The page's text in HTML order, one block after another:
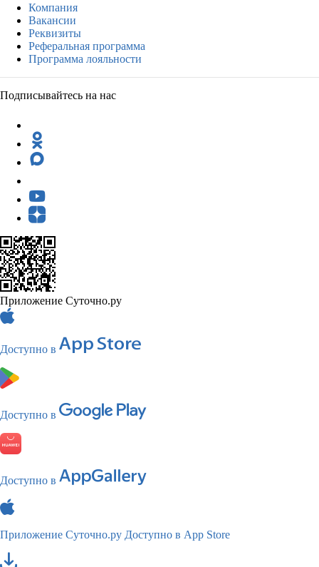
Компания
Вакансии
Реквизиты
Реферальная программа
Программа лояльности
Подписывайтесь на нас
Приложение Суточно.ру
Доступно в
Доступно в
Доступно в
Приложение Суточно.ру Доступно в App Store